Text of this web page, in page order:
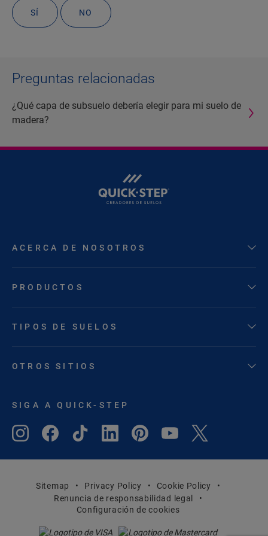
SÍ NO
Preguntas relacionadas
¿Qué capa de subsuelo debería elegir para mi suelo de
madera?
ACERCA DE NOSOTROS
PRODUCTOS
TIPOS DE SUELOS
OTROS SITIOS
SIGA A QUICK-STEP
Sitemap Privacy Policy
Cookie Policy
Renuncia de responsabilidad legal
Configuración de cookies